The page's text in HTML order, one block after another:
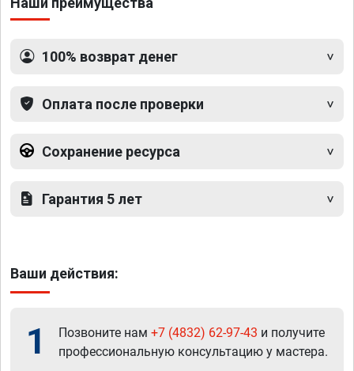
100% возврат денег
Оплата после проверки
Сохранение ресурса
Гарантия 5 лет
Ваши действия:
1 Позвоните нам +7 (4832) 62-97-43 и получите
профессиональную консультацию у мастера.